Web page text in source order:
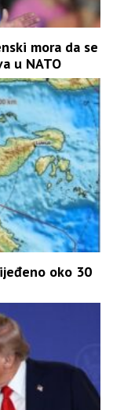
mora da se
u NATO
oko 30